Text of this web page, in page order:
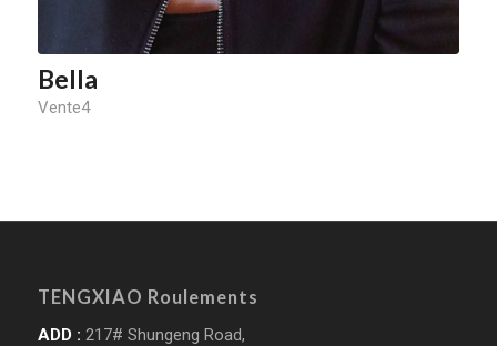
Bella
Vente4
TENGXIAO Roulements
ADD : 217# Shungeng Road,